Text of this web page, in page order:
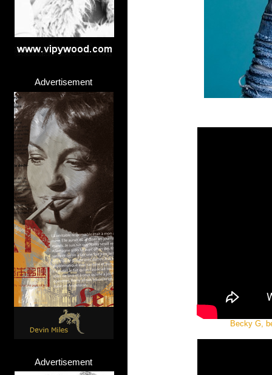
Advertisement
Advertisement
Becky G,